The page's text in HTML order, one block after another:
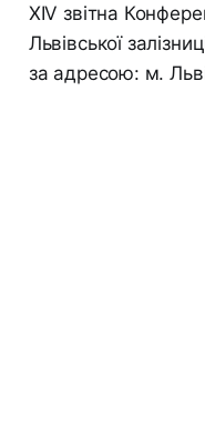
ХIV звітна
Львівської
за адресою: м.